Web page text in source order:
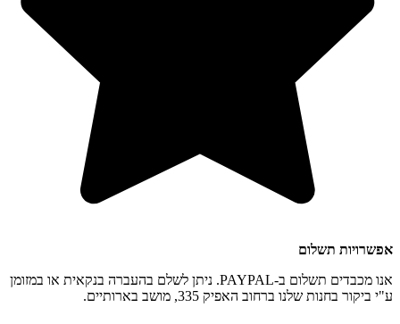
אפשרויות תשלום
אנו מכבדים תשלום ב-PAYPAL. ניתן לשלם בהעברה בנקאית או במזומן
ע"י ביקור בחנות שלנו ברחוב האפיק 335, מושב בארותיים.